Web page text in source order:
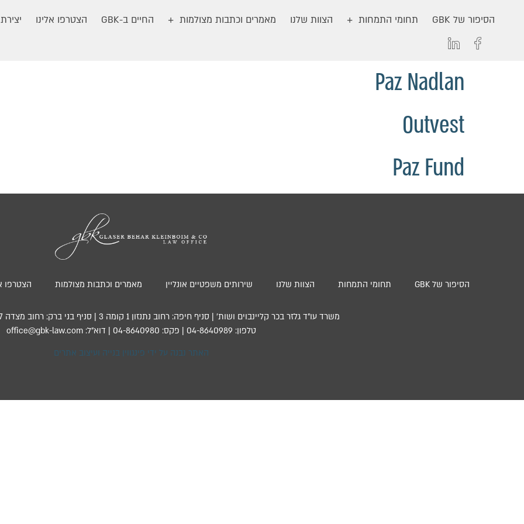
הסיפור של GBK תחומי התמחות הצוות שלנו מאמרים וכתבות מצולמות החיים ב-GBK הצטרפו אלינו
Paz Nadlan
Outvest
Paz Fund
הסיפור של GBK תחומי התמחות הצוות שלנו שירותים משפטיים אונליין מאמרים וכתבות מצולמות הצטרפו
משרד עו”ד גלזר בכר קליינבוים ושות’ | סניף חיפה: רחוב נתנזון 1 קומה 3 | סניף בני ברק: רחוב מצדה 7, קומה 13, מגדל בסר 4
טלפון: 04-8640989 | פקס: 04-8640980 | דוא”ל: office@gbk-law.com
האתר נבנה על ידי פינגווין בנייה ועיצוב אתרים